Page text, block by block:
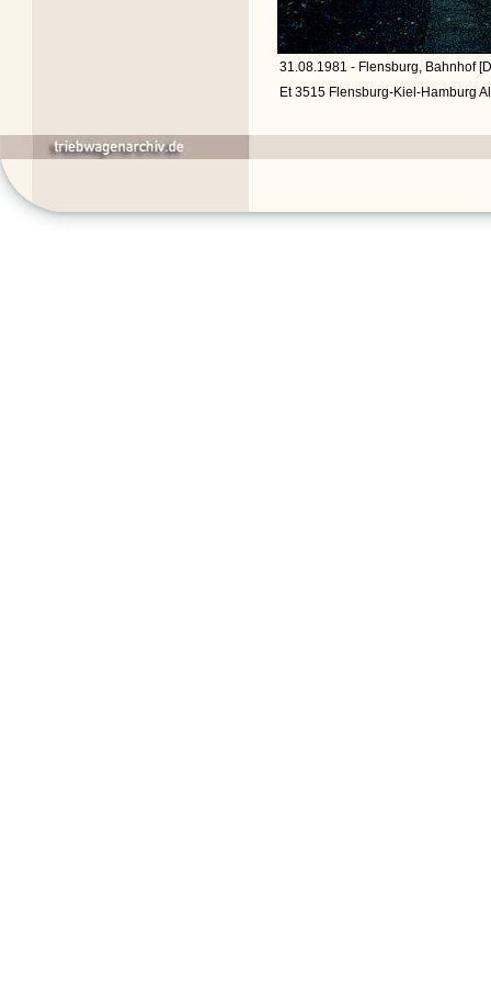
31.08.1981 - Flensburg, Bahnhof
Et 3515 Flensburg-Kiel-Hamburg